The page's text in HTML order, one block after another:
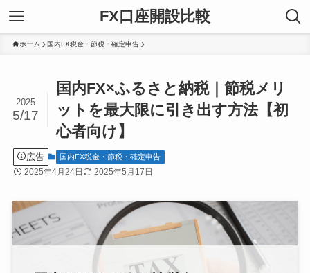
FX口座開設比較
ホーム 国内FX税金・節税・確定申告
国内FX×ふるさと納税｜節税メリ
ットを最大限に引き出す方法【初
心者向け】
2025
5/17
広告 国内FX税金・節税・確定申告
2025年4月24日 2025年5月17日